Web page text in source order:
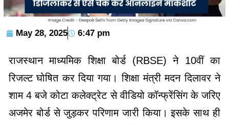
May 28, 2025 6:47 pm
राजस्थान माध्यमिक शिक्षा बोर्ड (RBSE) ने 10वीं का
रिजल्ट घोषित कर दिया गया। शिक्षा मंत्री मदन दिलावर ने
शाम 4 बजे कोटा कलेक्ट्रेट से वीडियो कॉन्फ्रेंसिंग के जरिए
अजमेर बोर्ड से जुड़कर परिणाम जारी किया। इसके साथ ही